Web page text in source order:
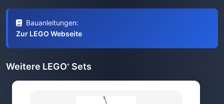
Bauanleitungen:
Zur LEGO Webseite
Weitere LEGO® Sets